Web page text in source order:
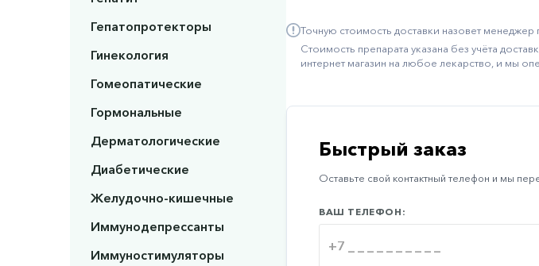
Гепатопротекторы
Гинекология
Гомеопатические
Гормональные
Дерматологические
Диабетические
Желудочно-кишечные
Иммунодепрессанты
Иммуностимуляторы
Точную стоимость доставки назовет менеджер
Стоимость препарата указана без учёта
интернет магазин на любое лекарство, и мы
Быстрый заказ
Оставьте свой контактный телефон и мы
ВАШ ТЕЛЕФОН: